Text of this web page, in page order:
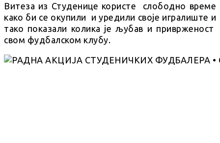
Витеза из Студенице користе слободно време
како би се окупили и уредили своје игралиште и
тако показали колика је љубав и приврженост
свом фудбалском клубу.